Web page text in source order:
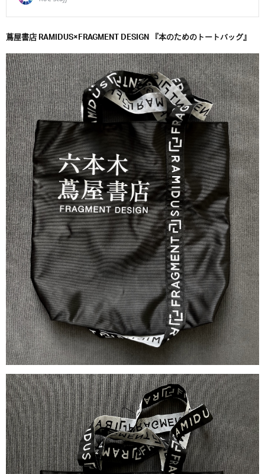
蔦屋書店 RAMIDUS×FRAGMENT DESIGN 『本のためのトートバッグ』